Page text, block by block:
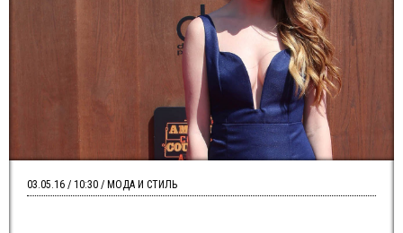
03.05.16 / 10:30 / МОДА И СТИЛЬ